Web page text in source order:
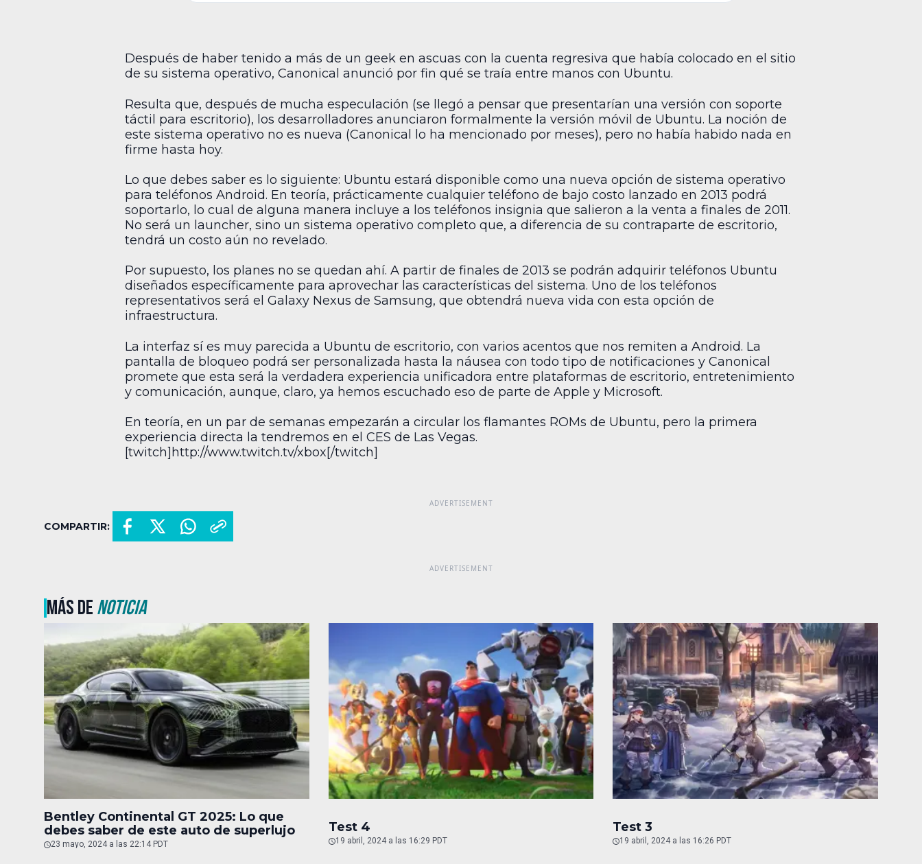
Después de haber tenido a más de un geek en ascuas con la cuenta regresiva que había colocado en el sitio
de su sistema operativo, Canonical anunció por fin qué se traía entre manos con Ubuntu.
Resulta que, después de mucha especulación (se llegó a pensar que presentarían una versión con soporte
táctil para escritorio), los desarrolladores anunciaron formalmente la versión móvil de Ubuntu. La noción de
este sistema operativo no es nueva (Canonical lo ha mencionado por meses), pero no había habido nada en
firme hasta hoy.
Lo que debes saber es lo siguiente: Ubuntu estará disponible como una nueva opción de sistema operativo
para teléfonos Android. En teoría, prácticamente cualquier teléfono de bajo costo lanzado en 2013 podrá
soportarlo, lo cual de alguna manera incluye a los teléfonos insignia que salieron a la venta a finales de 2011.
No será un launcher, sino un sistema operativo completo que, a diferencia de su contraparte de escritorio,
tendrá un costo aún no revelado.
Por supuesto, los planes no se quedan ahí. A partir de finales de 2013 se podrán adquirir teléfonos Ubuntu
diseñados específicamente para aprovechar las características del sistema. Uno de los teléfonos
representativos será el Galaxy Nexus de Samsung, que obtendrá nueva vida con esta opción de
infraestructura.
La interfaz sí es muy parecida a Ubuntu de escritorio, con varios acentos que nos remiten a Android. La
pantalla de bloqueo podrá ser personalizada hasta la náusea con todo tipo de notificaciones y Canonical
promete que esta será la verdadera experiencia unificadora entre plataformas de escritorio, entretenimiento
y comunicación, aunque, claro, ya hemos escuchado eso de parte de Apple y Microsoft.
En teoría, en un par de semanas empezarán a circular los flamantes ROMs de Ubuntu, pero la primera
experiencia directa la tendremos en el CES de Las Vegas.
[twitch]http://www.twitch.tv/xbox[/twitch]
COMPARTIR:
MÁS DENOTICIA
Bentley Continental GT 2025: Lo que
debes saber de este auto de superlujo
23 mayo, 2024 a las 22:14 PDT
Test 4
19 abril, 2024 a las 16:29 PDT
Test 3
19 abril, 2024 a las 16:26 PDT